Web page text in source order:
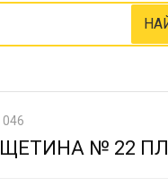
046
№ 22